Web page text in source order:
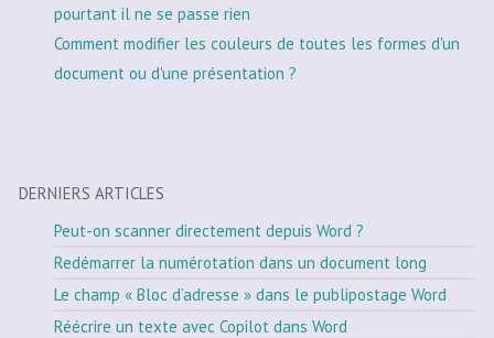
pourtant il ne se passe rien
Comment modifier les couleurs de toutes les formes d'un
document ou d'une présentation ?
DERNIERS ARTICLES
Peut-on scanner directement depuis Word ?
Redémarrer la numérotation dans un document long
Le champ « Bloc d’adresse » dans le publipostage Word
Réécrire un texte avec Copilot dans Word